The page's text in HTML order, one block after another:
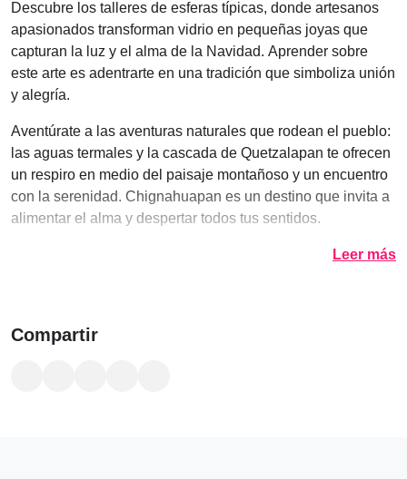
Descubre los talleres de esferas típicas, donde artesanos
apasionados transforman vidrio en pequeñas joyas que
capturan la luz y el alma de la Navidad. Aprender sobre
este arte es adentrarte en una tradición que simboliza unión
y alegría.
Aventúrate a las aventuras naturales que rodean el pueblo:
las aguas termales y la cascada de Quetzalapan te ofrecen
un respiro en medio del paisaje montañoso y un encuentro
con la serenidad. Chignahuapan es un destino que invita a
alimentar el alma y despertar todos tus sentidos.
Leer más
Compartir